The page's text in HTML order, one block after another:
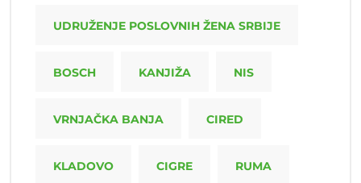
UDRUŽENJE POSLOVNIH ŽENA SRBIJE
BOSCH KANJIŽA NIS
VRNJAČKA BANJA CIRED
KLADOVO CIGRE RUMA